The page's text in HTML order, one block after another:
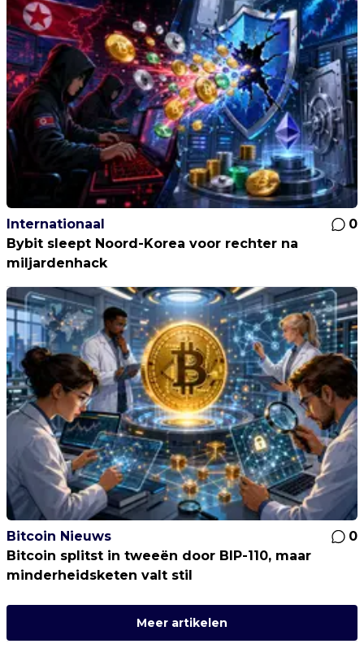
Internationaal
0
Bybit sleept Noord-Korea voor rechter na
miljardenhack
Bitcoin Nieuws
0
Bitcoin splitst in tweeën door BIP-110, maar
minderheidsketen valt stil
Meer artikelen